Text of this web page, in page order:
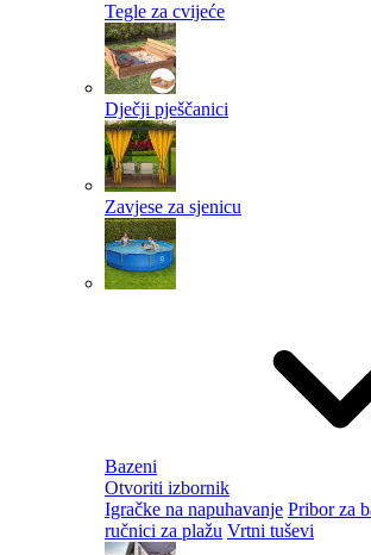
Tegle za cvijeće
Dječji pješčanici
Zavjese za sjenicu
Bazeni
Otvoriti izbornik
Igračke na napuhavanje Pribor za
ručnici za plažu Vrtni tuševi